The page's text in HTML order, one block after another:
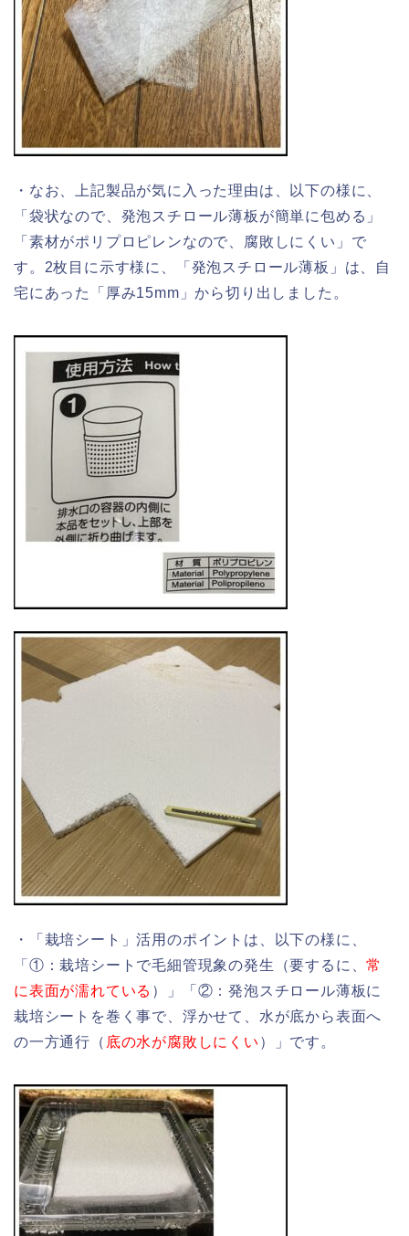
・なお、上記製品が気に入った理由は、以下の様に、
「袋状なので、発泡スチロール薄板が簡単に包める」
「素材がポリプロピレンなので、腐敗しにくい」で
す。2枚目に示す様に、「発泡スチロール薄板」は、自
宅にあった「厚み15mm」から切り出しました。
・「栽培シート」活用のポイントは、以下の様に、
「①：栽培シートで毛細管現象の発生（要するに、常
に表面が濡れている ）」「②：発泡スチロール薄板に
栽培シートを巻く事で、浮かせて、水が底から表面へ
の一方通行（ 底の水が腐敗しにくい ）」です。